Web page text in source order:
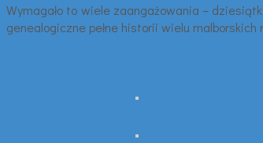
Wymagało to wiele zaangażowania –
genealogiczne pełne historii wielu